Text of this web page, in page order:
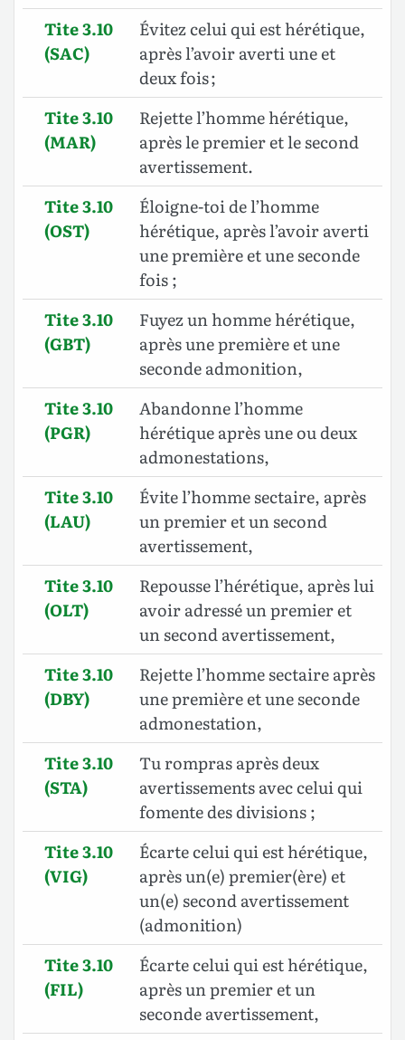
Tite 3.10
(SAC)
Évitez celui qui est hérétique,
après l’avoir averti une et
deux fois ;
Tite 3.10
(MAR)
Rejette l’homme hérétique,
après le premier et le second
avertissement.
Tite 3.10
(OST)
Éloigne-toi de l’homme
hérétique, après l’avoir averti
une première et une seconde
fois ;
Tite 3.10
(GBT)
Fuyez un homme hérétique,
après une première et une
seconde admonition,
Tite 3.10
(PGR)
Abandonne l’homme
hérétique après une ou deux
admonestations,
Tite 3.10
(LAU)
Évite l’homme sectaire, après
un premier et un second
avertissement,
Tite 3.10
(OLT)
Repousse l’hérétique, après lui
avoir adressé un premier et
un second avertissement,
Tite 3.10
(DBY)
Rejette l’homme sectaire après
une première et une seconde
admonestation,
Tite 3.10
(STA)
Tu rompras après deux
avertissements avec celui qui
fomente des divisions ;
Tite 3.10
(VIG)
Écarte celui qui est hérétique,
après un(e) premier(ère) et
un(e) second avertissement
(admonition)
Tite 3.10
(FIL)
Écarte celui qui est hérétique,
après un premier et un
seconde avertissement,